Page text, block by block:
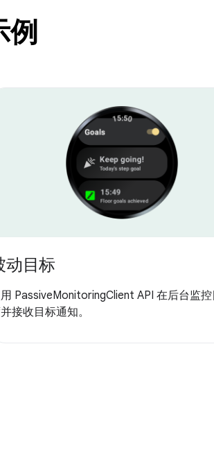
例
动目标
PassiveMonitoringClient API 在后台监
接收目标通知。